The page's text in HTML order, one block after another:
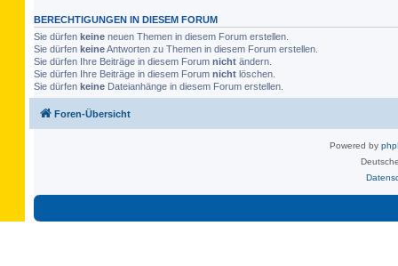
BERECHTIGUNGEN IN DIESEM FORUM
Sie dürfen keine neuen Themen in diesem Forum erstellen.
Sie dürfen keineAntworten zu Themen in diesem Forum erstellen.
Sie dürfen Ihre Beiträge in diesem Forum nicht ändern.
Sie dürfen Ihre Beiträge in diesem Forum nicht löschen.
Sie dürfen keine Dateianhänge in diesem Forum erstellen.
Foren-Übersicht
Powered by